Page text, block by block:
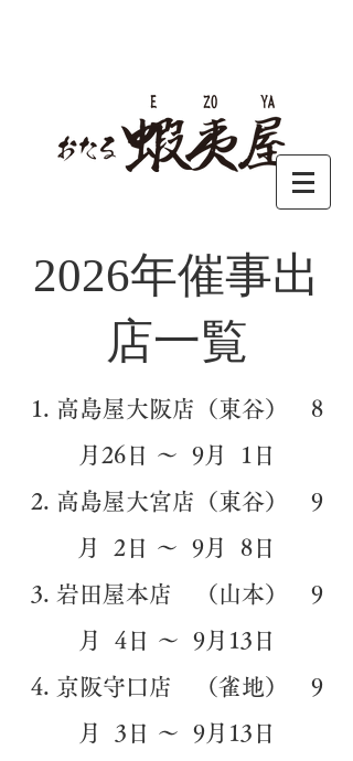
​2026年催事出
店一覧
高島屋大阪店（東谷） 8
月26日 ～ 9月 1日
高島屋大宮店（東谷） 9
月 2日 ～ 9月 8日
岩田屋本店 （山本） 9
月 4日 ～ 9月13日
京阪守口店 （雀地） 9
月 3日 ～ 9月13日